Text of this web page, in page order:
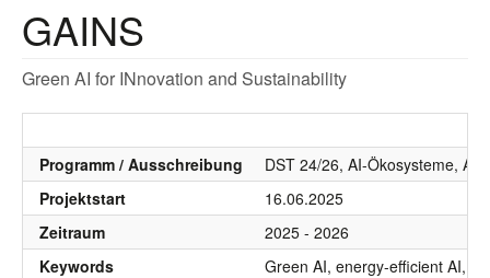
GAINS
Green AI for INnovation and Sustainability
Programm / Ausschreibung
DST 24/26, AI-Ökosysteme, AI
Projektstart
16.06.2025
Zeitraum
2025 - 2026
Keywords
Green AI, energy-efficient AI,